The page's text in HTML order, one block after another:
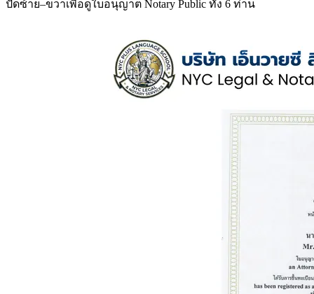
ปัดซ้าย–ขวาเพื่อดูใบอนุญาต Notary Public ทั้ง 6 ท่าน